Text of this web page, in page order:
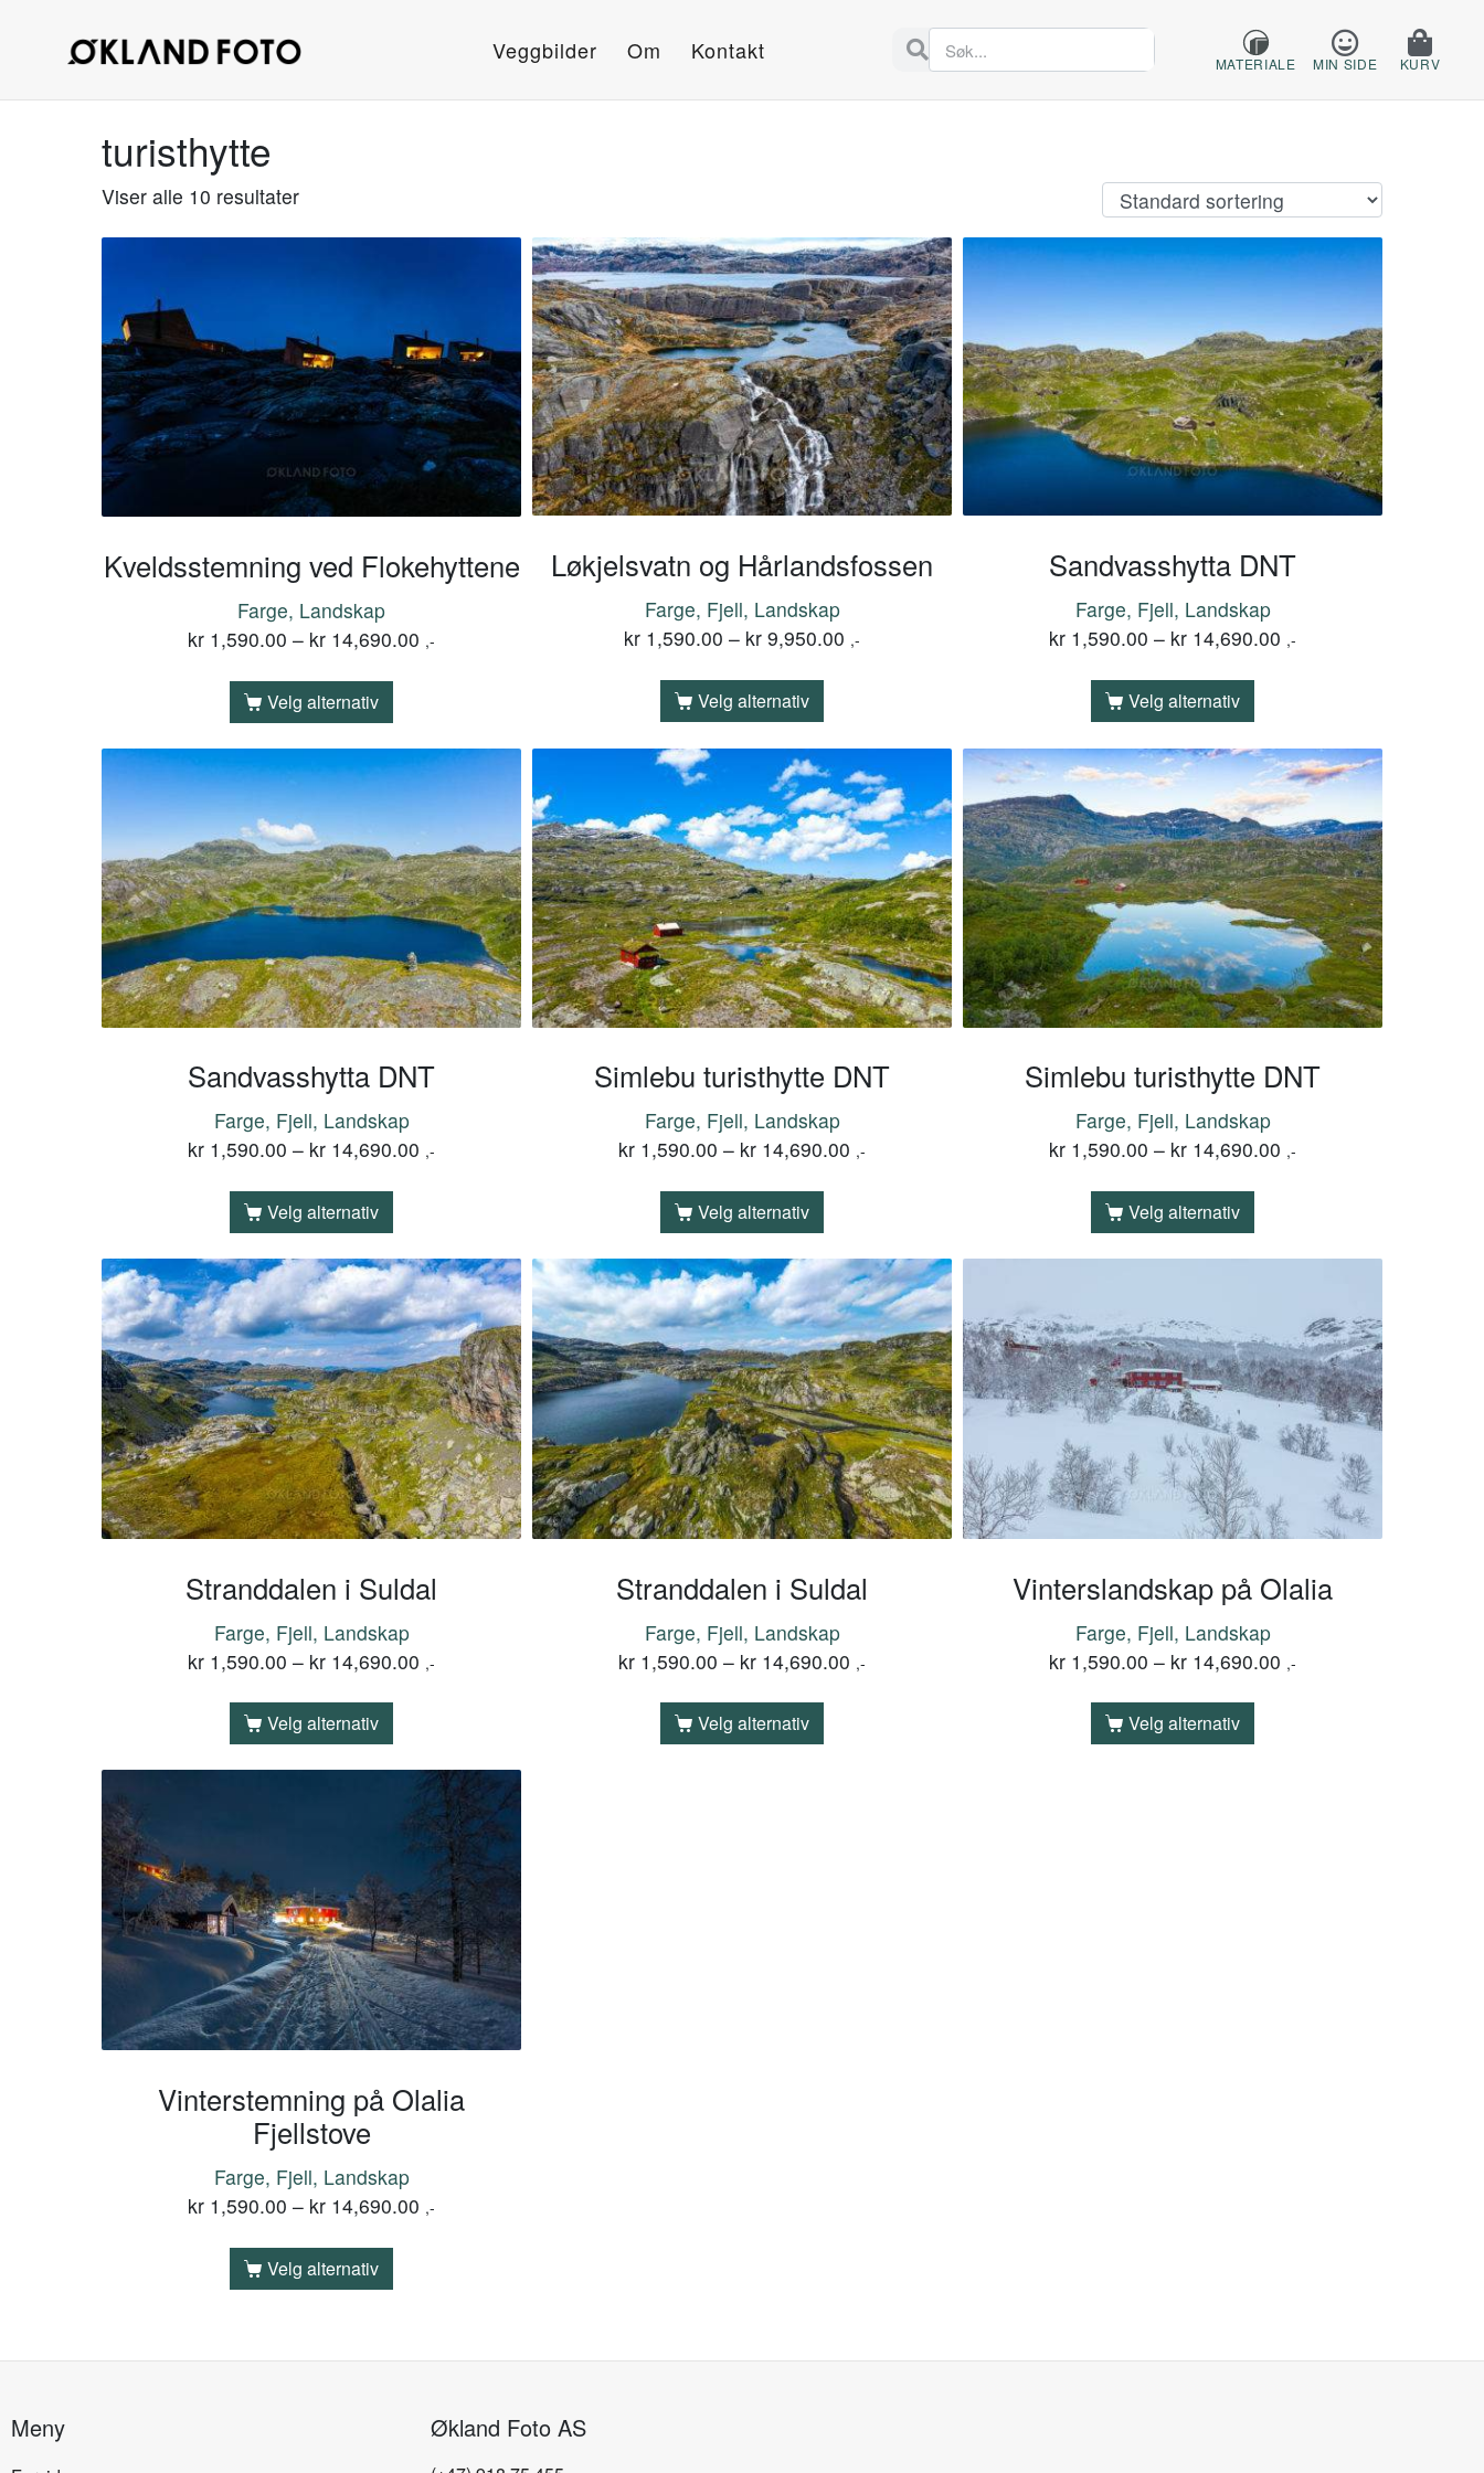
Veggbilder Om Kontakt MATERIALE MIN SIDE KURV
turisthytte
Viser alle 10 resultater
Kveldsstemning ved Flokehyttene
Farge, Landskap
kr 1,590.00 – kr 14,690.00 ,-
Velg alternativ
Løkjelsvatn og Hårlandsfossen
Farge, Fjell, Landskap
kr 1,590.00 – kr 9,950.00 ,-
Velg alternativ
Sandvasshytta DNT
Farge, Fjell, Landskap
kr 1,590.00 – kr 14,690.00 ,-
Velg alternativ
Sandvasshytta DNT
Farge, Fjell, Landskap
kr 1,590.00 – kr 14,690.00 ,-
Velg alternativ
Simlebu turisthytte DNT
Farge, Fjell, Landskap
kr 1,590.00 – kr 14,690.00 ,-
Velg alternativ
Simlebu turisthytte DNT
Farge, Fjell, Landskap
kr 1,590.00 – kr 14,690.00 ,-
Velg alternativ
Stranddalen i Suldal
Farge, Fjell, Landskap
kr 1,590.00 – kr 14,690.00 ,-
Velg alternativ
Stranddalen i Suldal
Farge, Fjell, Landskap
kr 1,590.00 – kr 14,690.00 ,-
Velg alternativ
Vinterslandskap på Olalia
Farge, Fjell, Landskap
kr 1,590.00 – kr 14,690.00 ,-
Velg alternativ
Vinterstemning på Olalia
Fjellstove
Farge, Fjell, Landskap
kr 1,590.00 – kr 14,690.00 ,-
Velg alternativ
Meny Økland Foto AS